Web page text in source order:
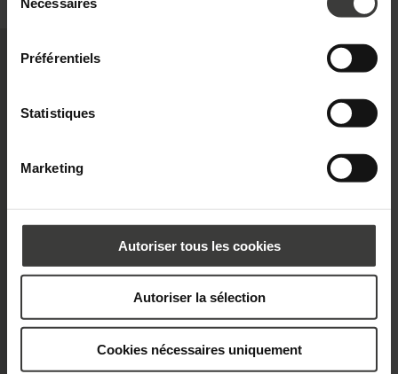
Préférentiels
Statistiques
Marketing
Autoriser tous les cookies
Autoriser la sélection
Cookies nécessaires uniquement
privacy@oknoplast.com.pl